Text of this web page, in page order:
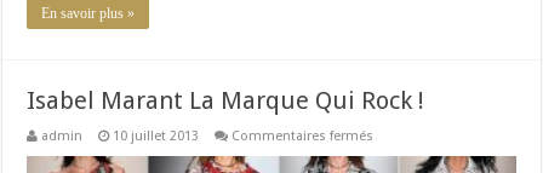
En savoir plus »
Isabel Marant La Marque Qui Rock !
admin 10 juillet 2013 Commentaires fermés
Marant